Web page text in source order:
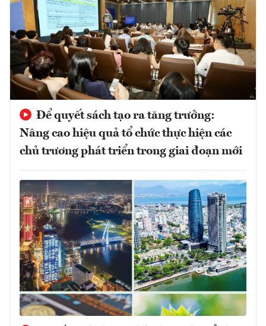
Để quyết sách tạo ra tăng trưởng:
Nâng cao hiệu quả tổ chức thực hiện các
chủ trương phát triển trong giai đoạn mới